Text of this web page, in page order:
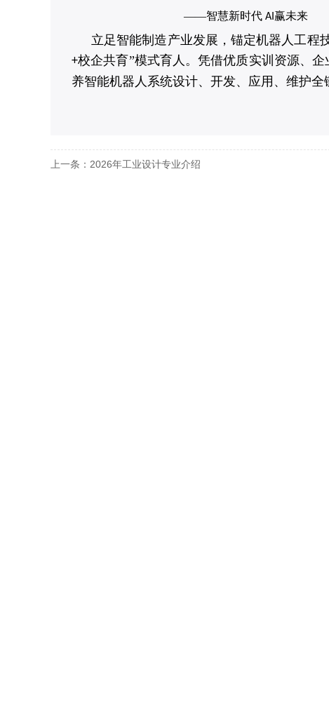
——智慧新时代 AI 赢未来
立足智能制造产业发展，锚定机器人工程
+校企共育”模式育人。凭借优质实训资源、
养智能机器人系统设计、开发、应用、维护全
上一条：2026年工业设计专业介绍